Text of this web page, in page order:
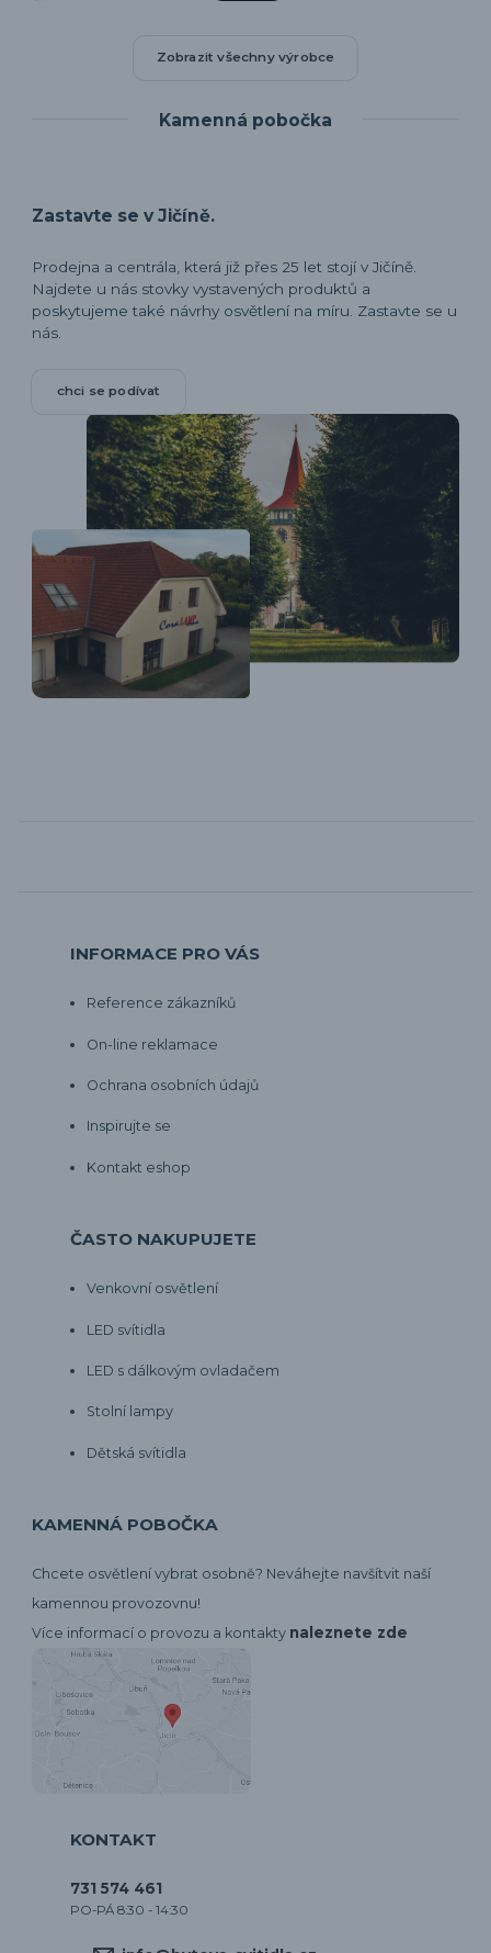
Zobrazit všechny výrobce
Kamenná pobočka
Zastavte se v Jičíně.
Prodejna a centrála, která již přes 25 let stojí v Jičíně.
Najdete u nás stovky vystavených produktů a
poskytujeme také návrhy osvětlení na míru. Zastavte se u
nás.
chci se podívat
INFORMACE PRO VÁS
Reference zákazníků
On-line reklamace
Ochrana osobních údajů
Inspirujte se
Kontakt eshop
ČASTO NAKUPUJETE
Venkovní osvětlení
LED svítidla
LED s dálkovým ovladačem
Stolní lampy
Dětská svítidla
KAMENNÁ POBOČKA
Chcete osvětlení vybrat osobně? Neváhejte navšítvit naší
kamennou provozovnu!
Více informací o provozu a kontakty naleznete zde
KONTAKT
731 574 461
PO-PÁ 8:30 - 14:30